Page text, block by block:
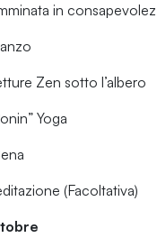
in
Zen sotto l’albero
Yoga
(Facoltativa)